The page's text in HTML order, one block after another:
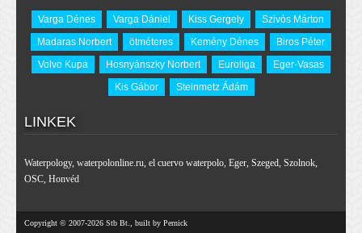
Varga Dénes Varga Dániel Kiss Gergely
Szivós Márton
Madaras Norbert
ötméteres Kemény Dénes
Biros Péter
Volvo Kupa
Hosnyánszky Norbert Euroliga
Eger-Vasas
Kis Gábor
Steinmetz Ádám
LINKEK
Waterpology, waterpolonline.ru, el cuervo waterpolo, Eger, Szeged, Szolnok,
OSC, Honvéd
Copyright © 2007-2026 Stb Bt., built by Pernick